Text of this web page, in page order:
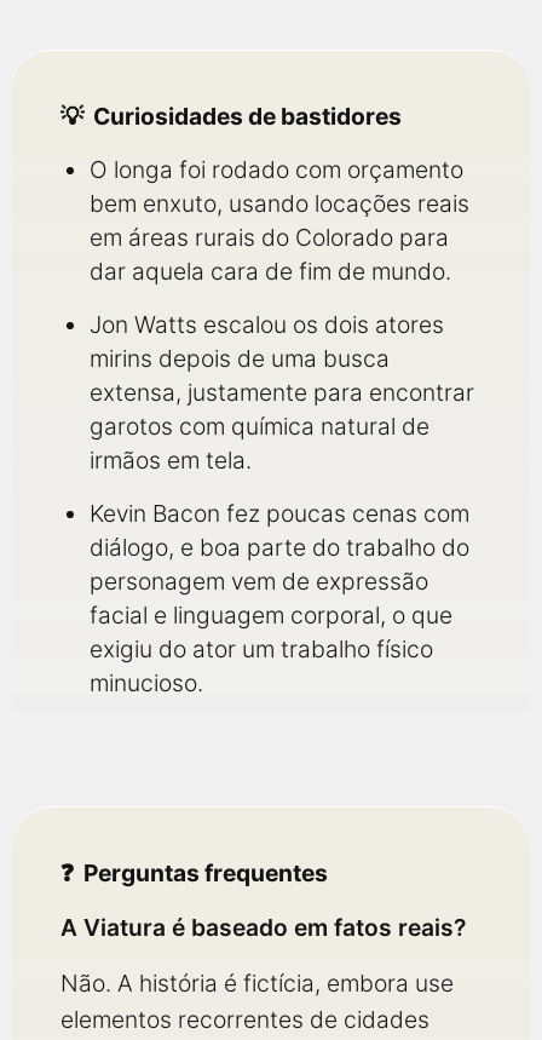
Curiosidades de bastidores
O longa foi rodado com orçamento
bem enxuto, usando locações reais
em áreas rurais do Colorado para
dar aquela cara de fim de mundo.
Jon Watts escalou os dois atores
mirins depois de uma busca
extensa, justamente para encontrar
garotos com química natural de
irmãos em tela.
Kevin Bacon fez poucas cenas com
diálogo, e boa parte do trabalho do
personagem vem de expressão
facial e linguagem corporal, o que
exigiu do ator um trabalho físico
minucioso.
Perguntas frequentes
A Viatura é baseado em fatos reais?
Não. A história é fictícia, embora use
elementos recorrentes de cidades